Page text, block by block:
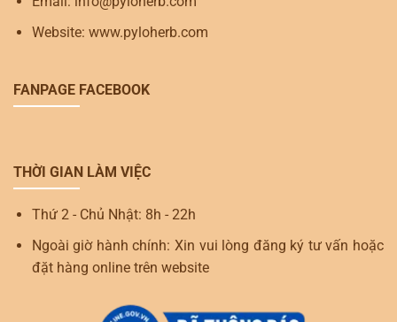
Website: www.pyloherb.com
FANPAGE FACEBOOK
THỜI GIAN LÀM VIỆC
Thứ 2 - Chủ Nhật: 8h - 22h
Ngoài giờ hành chính: Xin vui lòng đăng ký tư vấn hoặc
đặt hàng online trên website